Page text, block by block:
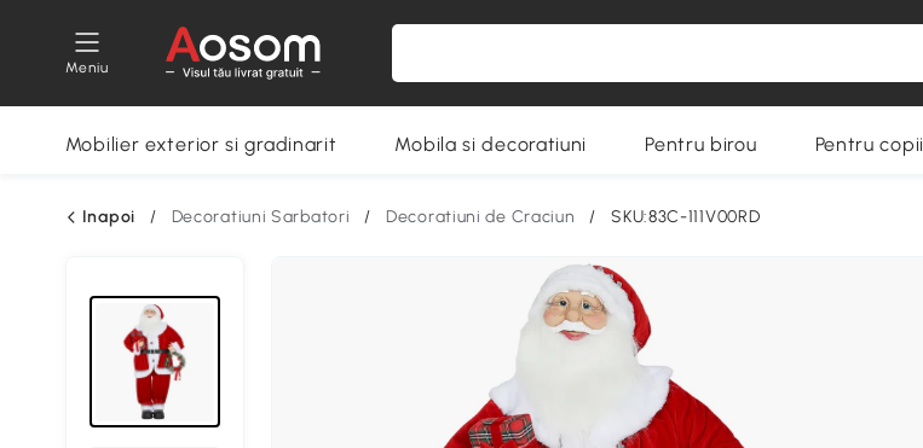
Meniu
Mobilier exterior si gradinarit Mobila si decoratiuni Pentru birou Pentru copii
Inapoi / Decoratiuni Sarbatori / Decoratiuni de Craciun / SKU:83C-111V00RD